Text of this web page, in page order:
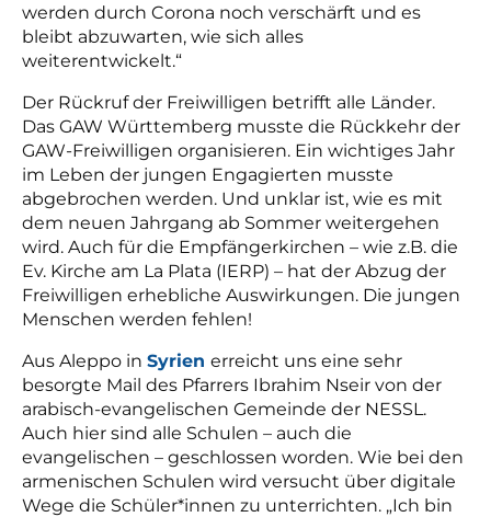
werden durch Corona noch verschärft und es
bleibt abzuwarten, wie sich alles
weiterentwickelt.“
Der Rückruf der Freiwilligen betrifft alle Länder.
Das GAW Württemberg musste die Rückkehr der
GAW-Freiwilligen organisieren. Ein wichtiges Jahr
im Leben der jungen Engagierten musste
abgebrochen werden. Und unklar ist, wie es mit
dem neuen Jahrgang ab Sommer weitergehen
wird. Auch für die Empfängerkirchen – wie z.B. die
Ev. Kirche am La Plata (IERP) – hat der Abzug der
Freiwilligen erhebliche Auswirkungen. Die jungen
Menschen werden fehlen!
Aus Aleppo in Syrien erreicht uns eine sehr
besorgte Mail des Pfarrers Ibrahim Nseir von der
arabisch-evangelischen Gemeinde der NESSL.
Auch hier sind alle Schulen – auch die
evangelischen – geschlossen worden. Wie bei den
armenischen Schulen wird versucht über digitale
Wege die Schüler*innen zu unterrichten. „Ich bin